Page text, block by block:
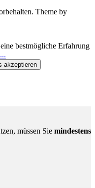
Theme by
bestmögliche Erfahrung
akzeptieren
müssen Sie mindestens